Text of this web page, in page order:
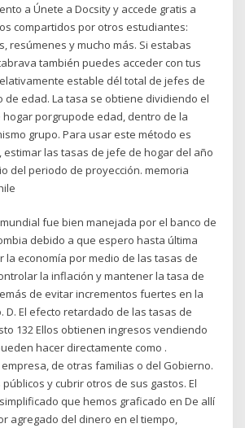
a Únete a Docsity y accede gratis a
compartidos por otros estudiantes:
resúmenes y mucho más. Si estabas
también puedes acceder con tus
estable dél total de jefes de
de edad. La tasa se obtiene dividiendo el
porgrupode edad, dentro de la
grupo. Para usar este método es
estimar las tasas de jefe de hogar del año
del periodo de proyección. memoria
fue bien manejada por el banco de
debido a que espero hasta última
la economía por medio de las tasas de
la inflación y mantener la tasa de
de evitar incrementos fuertes en la
D. El efecto retardado de las tasas de
132 Ellos obtienen ingresos vendiendo
hacer directamente como .
de otras familias o del Gobierno.
y cubrir otros de sus gastos. El
que hemos graficado en De allí
agregado del dinero en el tiempo,